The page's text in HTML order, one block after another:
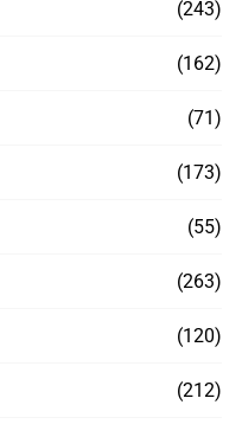
(243)
(162)
(71)
(173)
(55)
(263)
(120)
(212)